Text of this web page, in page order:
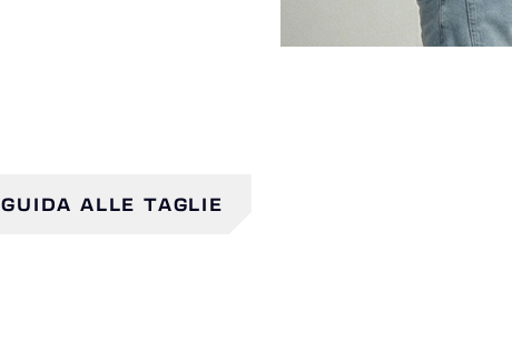
GUIDA ALLE TAGLIE